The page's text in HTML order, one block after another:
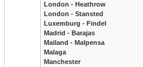
London - Heathrow
London - Stansted
Luxemburg - Findel
Madrid - Barajas
Mailand - Malpensa
Malaga
Manchester